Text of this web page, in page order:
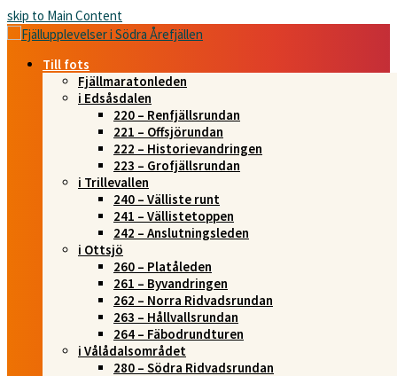
skip to Main Content
Till fots
Fjällmaratonleden
i Edsåsdalen
220 – Renfjällsrundan
221 – Offsjörundan
222 – Historievandringen
223 – Grofjällsrundan
i Trillevallen
240 – Välliste runt
241 – Vällistetoppen
242 – Anslutningsleden
i Ottsjö
260 – Platåleden
261 – Byvandringen
262 – Norra Ridvadsrundan
263 – Hållvallsrundan
264 – Fäbodrundturen
i Vålådalsområdet
280 – Södra Ridvadsrundan